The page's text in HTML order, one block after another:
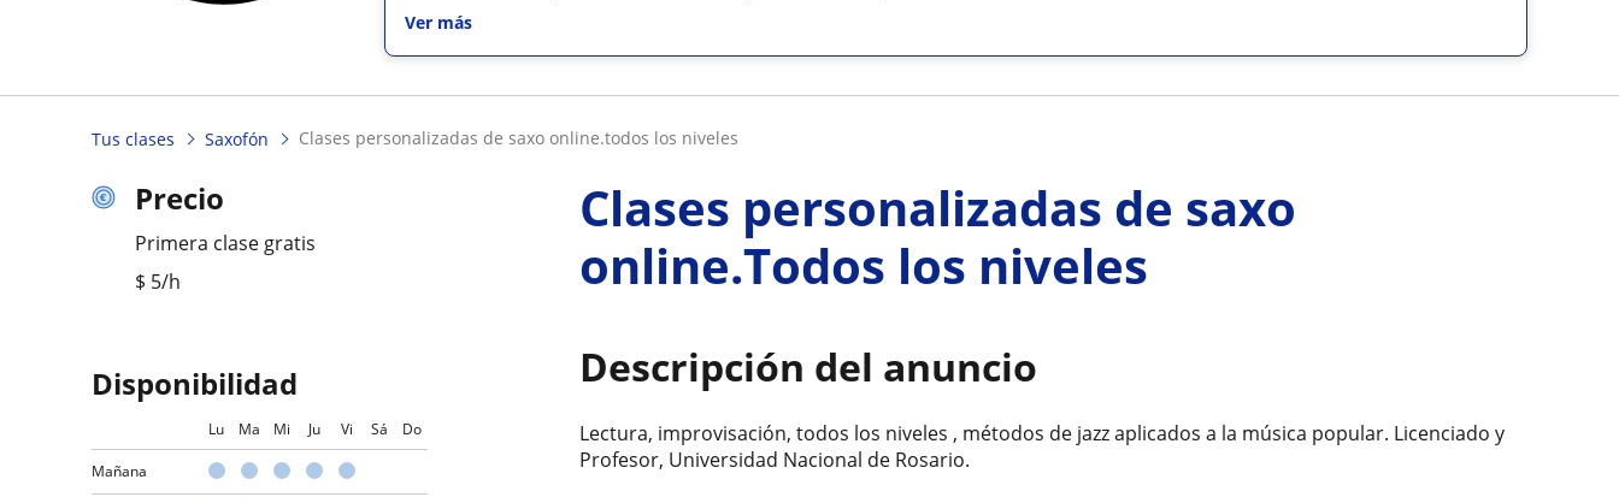
Ver más
Tus clases Saxofón clases personalizadas de saxo online.todos los niveles
Precio
Primera clase gratis
$ 5/h
Disponibilidad
Lu Ma Mi Ju Vi Sá Do
Mañana
Clases personalizadas de saxo
online.Todos los niveles
Descripción del anuncio
Lectura, improvisación, todos los niveles , métodos de jazz aplicados a la música popular. Licenciado y
Profesor, Universidad Nacional de Rosario.